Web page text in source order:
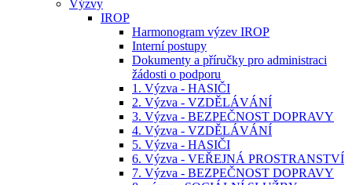
Výzvy
IROP
Harmonogram výzev IROP
Interní postupy
Dokumenty a příručky pro administraci
žádosti o podporu
1. Výzva - HASIČI
2. Výzva - VZDĚLÁVÁNÍ
3. Výzva - BEZPEČNOST DOPRAVY
4. Výzva - VZDĚLÁVÁNÍ
5. Výzva - HASIČI
6. Výzva - VEŘEJNÁ PROSTRANSTVÍ
7. Výzva - BEZPEČNOST DOPRAVY